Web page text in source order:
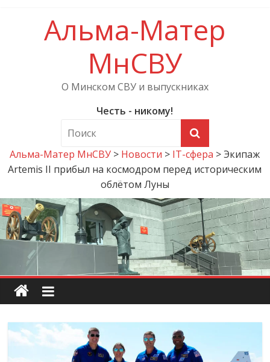
Альма-Матер
МнСВУ
О Минском СВУ и выпускниках
Честь - никому!
Альма-Матер МнСВУ > Новости > IT-сфера >Экипаж
Artemis II прибыл на космодром перед историческим
облётом Луны